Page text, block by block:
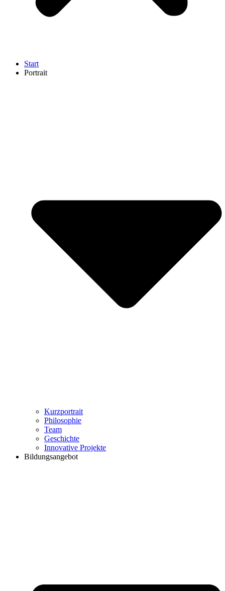
Start
Portrait
Kurzportrait
Philosophie
Team
Geschichte
Innovative Projekte
Bildungsangebot